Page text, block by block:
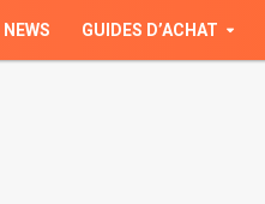
NEWS GUIDES D’ACHAT